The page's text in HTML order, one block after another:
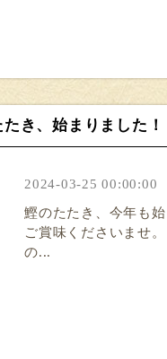
き、始まりました！
2024-03-25 00:00:00
鰹のたたき、今年も
ご賞味くださいませ
の...